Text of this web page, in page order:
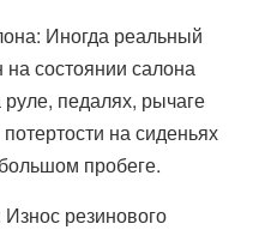
Иногда реальный
состоянии салона
педалях, рычаге
на сиденьях
пробеге.
резинового